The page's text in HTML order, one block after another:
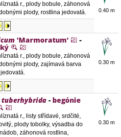
r., plody bobule, záhonová
plody, rostlina jedovatá.
0.40 m
'Marmoratum' -
r., plody bobule, záhonová
plody, zajímavá barva
0.30 m
tuberhybrida - begónie
r., listy střídavé, srdčité,
plody tobolky, výsadba do
záhonová rostlina,
0.30 m